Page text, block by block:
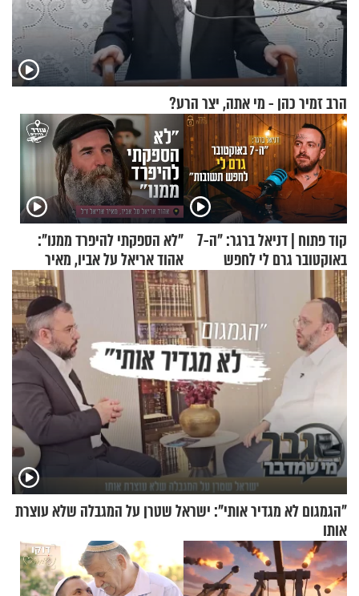
הרב זמיר כהן - מי אתה, יצר הרע?
קוד פתוח | דניאל ברגר: "ה-7
באוקטובר גרם לי לחפש
תשובות"
"לא הספקתי להיפרד ממנו":
אהוד אריאל על אביו, מאיר
אריאל ז"ל
"הגמגום לא מגדיר אותי": ישראל שטרן על המגבלה שלא עוצרת
אותו